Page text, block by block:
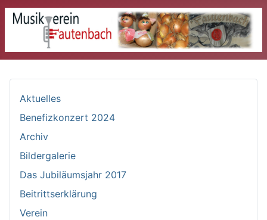
Aktuelles
Benefizkonzert 2024
Archiv
Bildergalerie
Das Jubiläumsjahr 2017
Beitrittserklärung
Verein